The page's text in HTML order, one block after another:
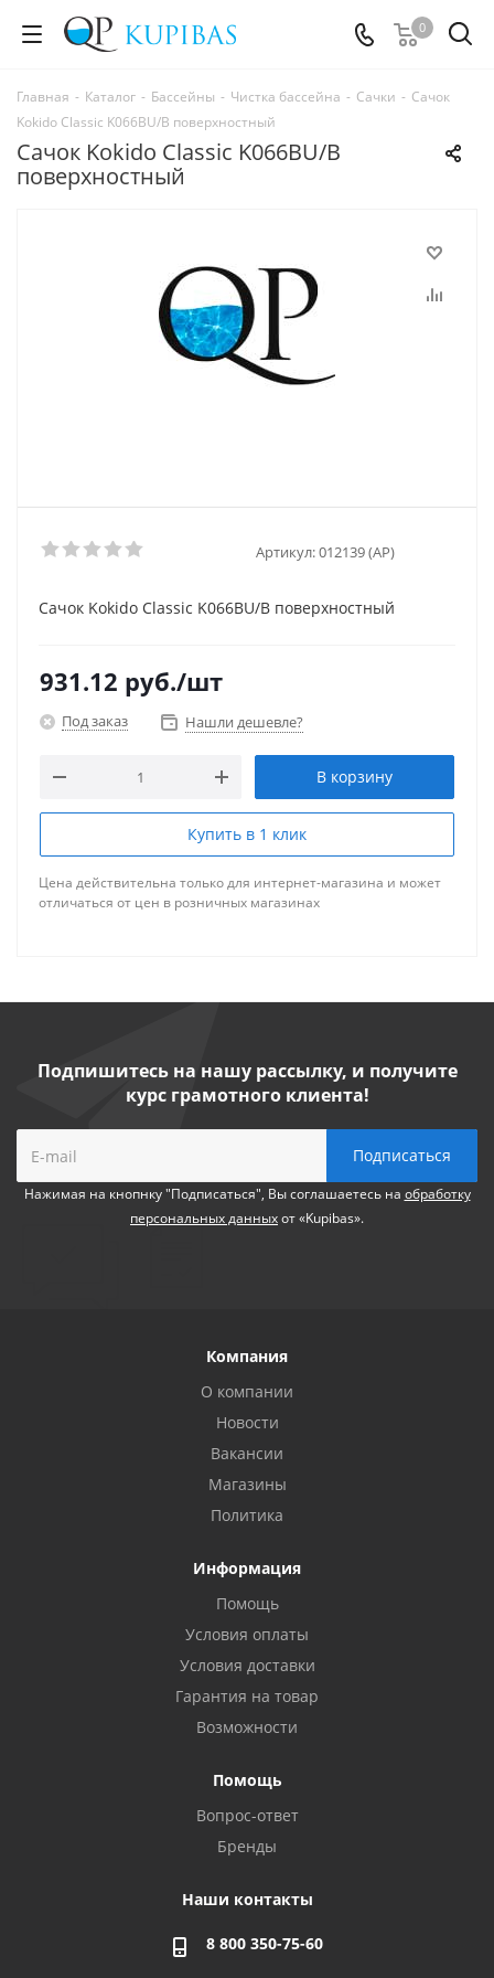
0
Главная - Каталог - Бассейны - Чистка бассейна - Сачки - Сачок
Kokido Classic K066BU/B поверхностный
Сачок Kokido Classic K066BU/B
поверхностный
Артикул:012139 (AP)
Сачок Kokido Classic K066BU/B поверхностный
931.12 руб./шт
Под заказ Нашли дешевле?
В корзину
Купить в 1 клик
Цена действительна только для интернет-магазина и может
отличаться от цен в розничных магазинах
Подпишитесь на нашу рассылку, и получите
курс грамотного клиента!
Нажимая на кнопнку "Подписаться", Вы соглашаетесь на обработку
персональных данныхот «Kupibas».
Компания
О компании
Новости
Вакансии
Магазины
Политика
Информация
Помощь
Условия оплаты
Условия доставки
Гарантия на товар
Возможности
Помощь
Вопрос-ответ
Бренды
Наши контакты
8 800 350-75-60